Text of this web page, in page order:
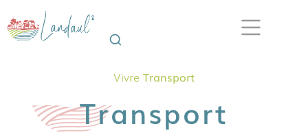
Vivre Transport
Transport